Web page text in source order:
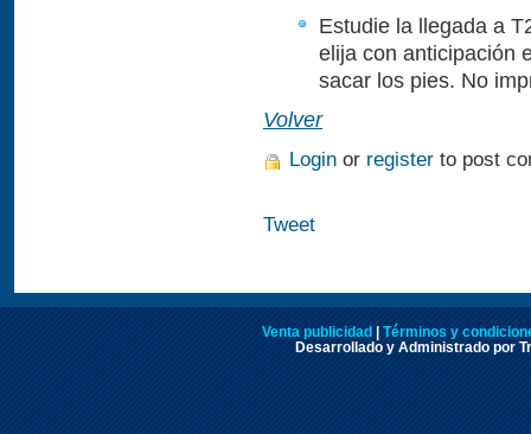
Estudie la llegada a
elija con anticipación
sacar los pies. No
Volver
Login or register to post
Tweet
Venta publicidad
Términos y
Desarrollado y Administrado por